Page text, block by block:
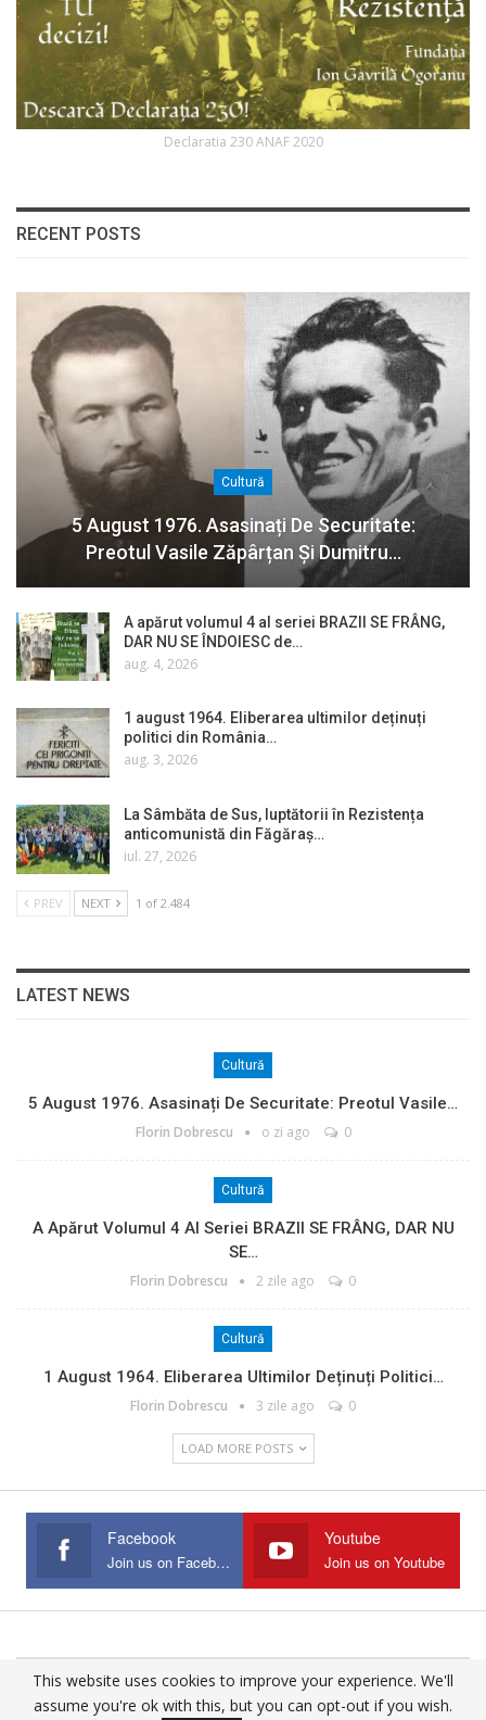
Declaratia 230 ANAF 2020
RECENT POSTS
Cultură
5 August 1976. Asasinați De Securitate:
Preotul Vasile Zăpârțan Și Dumitru…
A apărut volumul 4 al seriei BRAZII SE FRÂNG,
DAR NU SE ÎNDOIESC de…
aug. 4, 2026
1 august 1964. Eliberarea ultimilor deținuți
politici din România…
aug. 3, 2026
La Sâmbăta de Sus, luptătorii în Rezistența
anticomunistă din Făgăraș…
iul. 27, 2026
PREV NEXT 1 of 2.484
LATEST NEWS
Cultură
5 August 1976. Asasinați De Securitate: Preotul Vasile…
Florin Dobrescu o zi ago 0
Cultură
A Apărut Volumul 4 Al Seriei BRAZII SE FRÂNG, DAR NU
SE…
Florin Dobrescu 2 zile ago 0
Cultură
1 August 1964. Eliberarea Ultimilor Deținuți Politici…
Florin Dobrescu 3 zile ago 0
LOAD MORE POSTS
Facebook
Join us on Facebook
Youtube
Join us on Youtube
© 2025 - All Rights Reserved.
This website uses cookies to improve your experience. We'll
assume you're ok with this, but you can opt-out if you wish.